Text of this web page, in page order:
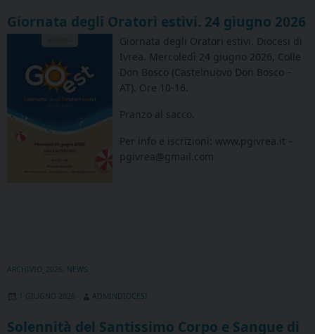
Giornata degli Oratori estivi. 24 giugno 2026
Giornata degli Oratori estivi. Diocesi di
Ivrea. Mercoledì 24 giugno 2026, Colle
Don Bosco (Castelnuovo Don Bosco –
AT). Ore 10-16.
Pranzo al sacco.
Per info e iscrizioni: www.pgivrea.it –
pgivrea@gmail.com
ARCHIVIO_2026 NEWS
1 GIUGNO 2026 ADMINDIOCESI
Solennità del Santissimo Corpo e Sangue di